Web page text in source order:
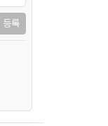
등록